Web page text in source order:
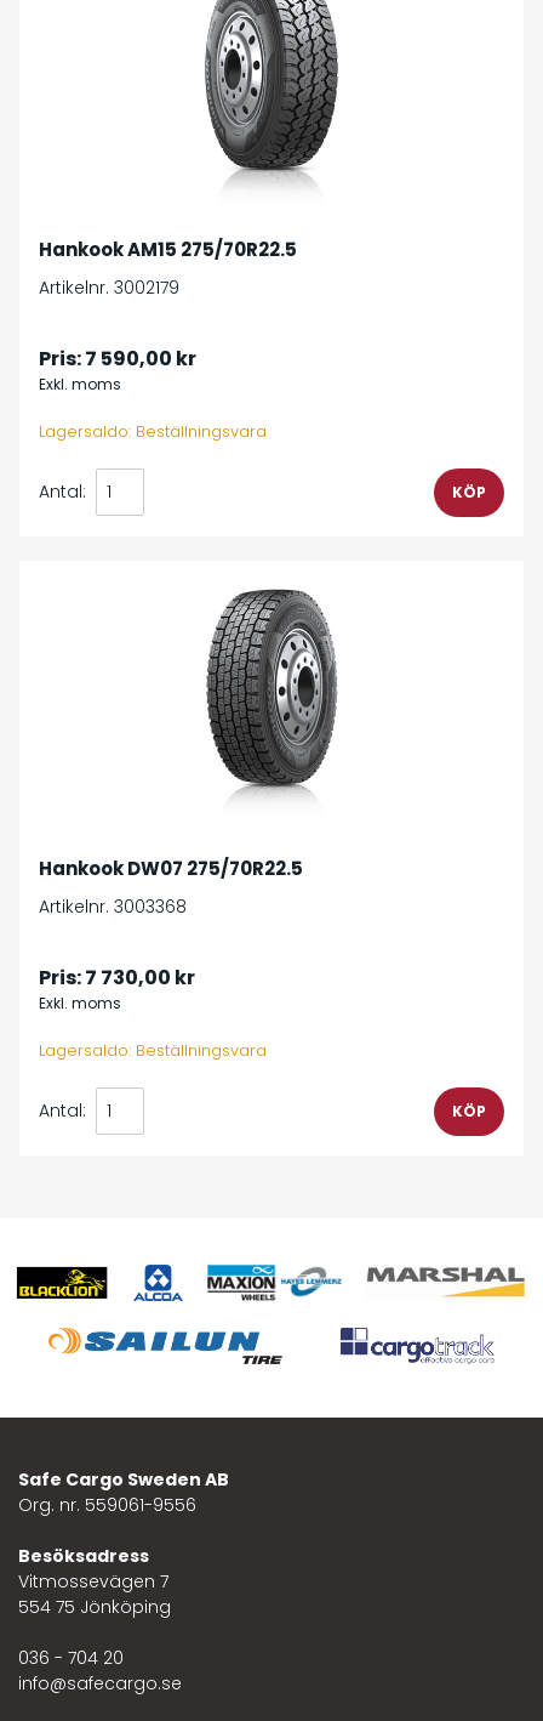
Hankook AM15 275/70R22.5
Artikelnr. 3002179
Pris:7 590,00 kr
Exkl. moms
Lagersaldo: Beställningsvara
Antal:
Hankook DW07 275/70R22.5
Artikelnr. 3003368
Pris:7 730,00 kr
Exkl. moms
Lagersaldo: Beställningsvara
Antal:
Safe Cargo Sweden AB
Org. nr. 559061-9556
Besöksadress
Vitmossevägen 7
554 75 Jönköping
036 - 704 20
info@safecargo.se